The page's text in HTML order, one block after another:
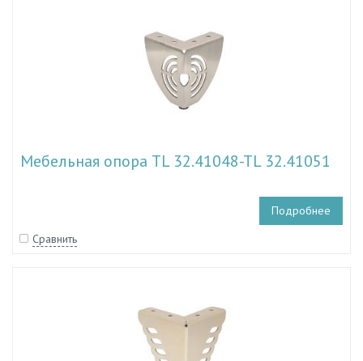
Мебельная опора TL 32.41048-TL 32.41051
Подробнее
Сравнить